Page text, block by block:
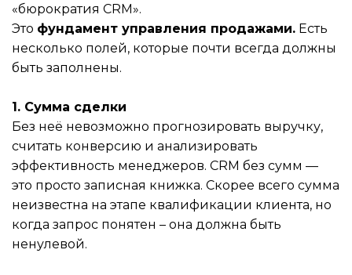
«бюрократия CRM».
Это фундамент управления продажами. Есть
несколько полей, которые почти всегда должны
быть заполнены.
1. Сумма сделки
Без неё невозможно прогнозировать выручку,
считать конверсию и анализировать
эффективность менеджеров. CRM без сумм —
это просто записная книжка. Скорее всего сумма
неизвестна на этапе квалификации клиента, но
когда запрос понятен – она должна быть
ненулевой.